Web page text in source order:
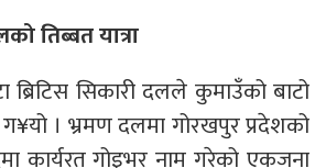
तिब्बत यात्रा
सिकारी दलले कुमाउँको बाटो
ग¥यो । भ्रमण दलमा गोरखपुर प्रदेशको
कार्यरत गोइभर नाम गरेको एकजना